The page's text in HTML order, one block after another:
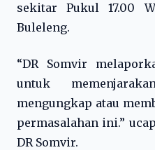
sekitar Pukul 17.00
Buleleng.
“DR Somvir
untuk
mengungkap atau
permasalahan ini.”
DR Somvir.